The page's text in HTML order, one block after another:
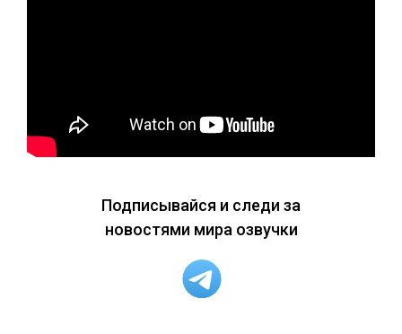
Подписывайся и следи за
новостями мира озвучки